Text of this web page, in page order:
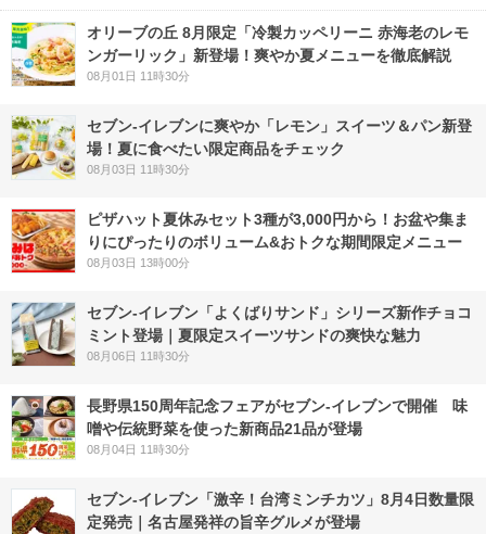
オリーブの丘 8月限定「冷製カッペリーニ 赤海老のレモ
ンガーリック」新登場！爽やか夏メニューを徹底解説
08月01日 11時30分
セブン‐イレブンに爽やか「レモン」スイーツ＆パン新登
場！夏に食べたい限定商品をチェック
08月03日 11時30分
ピザハット夏休みセット3種が3,000円から！お盆や集ま
りにぴったりのボリューム&おトクな期間限定メニュー
08月03日 13時00分
セブン‐イレブン「よくばりサンド」シリーズ新作チョコ
ミント登場｜夏限定スイーツサンドの爽快な魅力
08月06日 11時30分
長野県150周年記念フェアがセブン-イレブンで開催 味
噌や伝統野菜を使った新商品21品が登場
08月04日 11時30分
セブン-イレブン「激辛！台湾ミンチカツ」8月4日数量限
定発売｜名古屋発祥の旨辛グルメが登場